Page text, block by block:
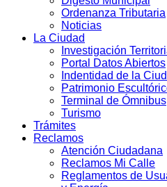
Ordenanza Tributaria
Noticias
La Ciudad
Investigación
Portal Datos Abiertos
Indentidad de la
Patrimonio
Terminal de Ómnibus
Turismo
Trámites
Reclamos
Atención Ciudadana
Reclamos Mi Calle
Reglamentos de